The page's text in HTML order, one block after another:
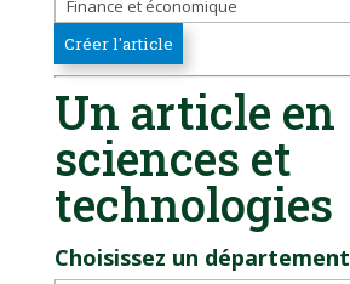
Un article en
sciences et
technologies
Choisissez un département